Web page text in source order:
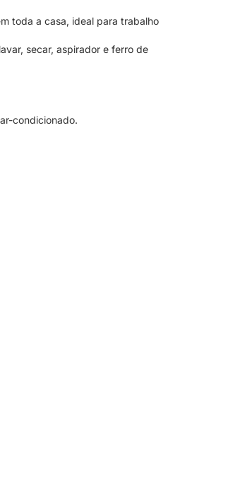
toda a casa, ideal para trabalho
secar, aspirador e ferro de
condicionado.